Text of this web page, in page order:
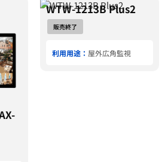
WTW-1213B Plus2
販売終了
利用用途： 屋外広角監視